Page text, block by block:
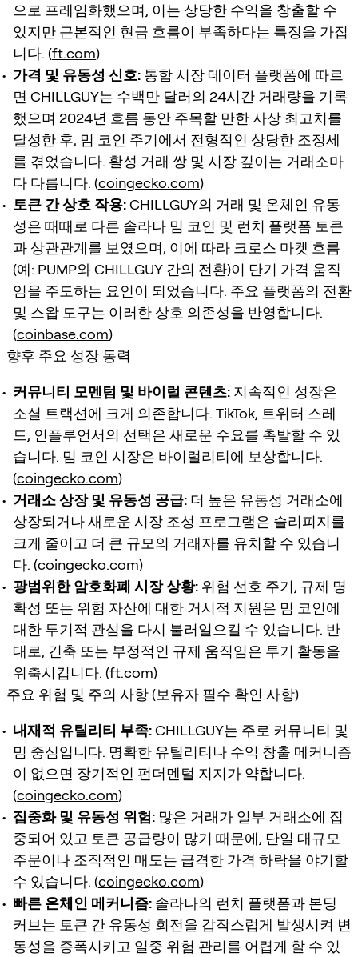
으로 프레임화했으며, 이는 상당한 수익을 창출할 수
있지만 근본적인 현금 흐름이 부족하다는 특징을 가집
니다. (ft.com)
가격 및 유동성 신호: 통합 시장 데이터 플랫폼에 따르
면 CHILLGUY는 수백만 달러의 24시간 거래량을 기록
했으며 2024년 흐름 동안 주목할 만한 사상 최고치를
달성한 후, 밈 코인 주기에서 전형적인 상당한 조정세
를 겪었습니다. 활성 거래 쌍 및 시장 깊이는 거래소마
다 다릅니다. (coingecko.com)
토큰 간 상호 작용:CHILLGUY의 거래 및 온체인 유동
성은 때때로 다른 솔라나 밈 코인 및 런치 플랫폼 토큰
과 상관관계를 보였으며, 이에 따라 크로스 마켓 흐름
(예: PUMP와 CHILLGUY 간의 전환)이 단기 가격 움직
임을 주도하는 요인이 되었습니다. 주요 플랫폼의 전환
및 스왑 도구는 이러한 상호 의존성을 반영합니다.
(coinbase.com)
향후 주요 성장 동력
커뮤니티 모멘텀 및 바이럴 콘텐츠: 지속적인 성장은
소셜 트랙션에 크게 의존합니다. TikTok, 트위터 스레
드, 인플루언서의 선택은 새로운 수요를 촉발할 수 있
습니다. 밈 코인 시장은 바이럴리티에 보상합니다.
(coingecko.com)
거래소 상장 및 유동성 공급: 더 높은 유동성 거래소에
상장되거나 새로운 시장 조성 프로그램은 슬리피지를
크게 줄이고 더 큰 규모의 거래자를 유치할 수 있습니
다. (coingecko.com)
광범위한 암호화폐 시장 상황: 위험 선호 주기, 규제 명
확성 또는 위험 자산에 대한 거시적 지원은 밈 코인에
대한 투기적 관심을 다시 불러일으킬 수 있습니다. 반
대로, 긴축 또는 부정적인 규제 움직임은 투기 활동을
위축시킵니다. (ft.com)
주요 위험 및 주의 사항 (보유자 필수 확인 사항)
내재적 유틸리티 부족:CHILLGUY는 주로 커뮤니티 및
밈 중심입니다. 명확한 유틸리티나 수익 창출 메커니즘
이 없으면 장기적인 펀더멘털 지지가 약합니다.
(coingecko.com)
집중화 및 유동성 위험: 많은 거래가 일부 거래소에 집
중되어 있고 토큰 공급량이 많기 때문에, 단일 대규모
주문이나 조직적인 매도는 급격한 가격 하락을 야기할
수 있습니다. (coingecko.com)
빠른 온체인 메커니즘: 솔라나의 런치 플랫폼과 본딩
커브는 토큰 간 유동성 회전을 갑작스럽게 발생시켜 변
동성을 증폭시키고 일중 위험 관리를 어렵게 할 수 있